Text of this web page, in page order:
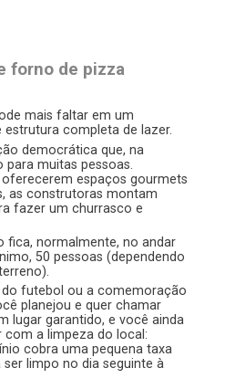
forno de pizza
mais faltar em um
completa de lazer.
democrática que, na
muitas pessoas.
oferecerem espaços gourmets
as construtoras montam
fazer um churrasco e
fica, normalmente, no andar
50 pessoas (dependendo
futebol ou a comemoração
planejou e quer chamar
lugar garantido, e você ainda
com a limpeza do local:
cobra uma pequena taxa
limpo no dia seguinte à